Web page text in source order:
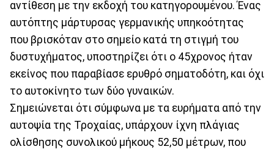
αντίθεση με την εκδοχή του κατηγορουμένου. Ένας
αυτόπτης μάρτυρσας γερμανικής υπηκοότητας
που βρισκόταν στο σημείο κατά τη στιγμή του
δυστυχήματος, υποστηρίζει ότι ο 45χρονος ήταν
εκείνος που παραβίασε ερυθρό σηματοδότη, και όχι
το αυτοκίνητο των δύο γυναικών.
Σημειώνεται ότι σύμφωνα με τα ευρήματα από την
αυτοψία της Τροχαίας, υπάρχουν ίχνη πλάγιας
ολίσθησης συνολικού μήκους 52,50 μέτρων, που